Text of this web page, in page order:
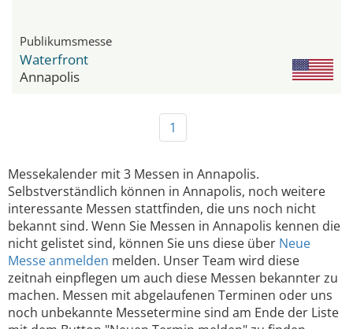
Publikumsmesse
Waterfront
Annapolis
1
Messekalender mit 3 Messen in Annapolis.
Selbstverständlich können in Annapolis, noch weitere
interessante Messen stattfinden, die uns noch nicht
bekannt sind. Wenn Sie Messen in Annapolis kennen die
nicht gelistet sind, können Sie uns diese über Neue
Messe anmelden melden. Unser Team wird diese
zeitnah einpflegen um auch diese Messen bekannter zu
machen. Messen mit abgelaufenen Terminen oder uns
noch unbekannte Messetermine sind am Ende der Liste